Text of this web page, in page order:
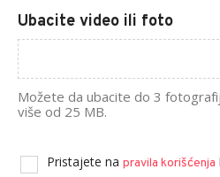
Ubacite video ili foto
Možete da ubacite do 3
više od 25 MB.
Pristajete na pravila korišćenja